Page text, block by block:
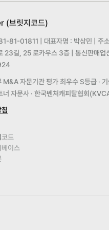
(브릿지코드)
81-01811 | 대표자명 : 박상민 | 주
23길, 25 로카우스 3층 | 통신판매
M&A 자문기관 평가 최우수 S등급 ·
자문사 · 한국벤처캐피탈협회